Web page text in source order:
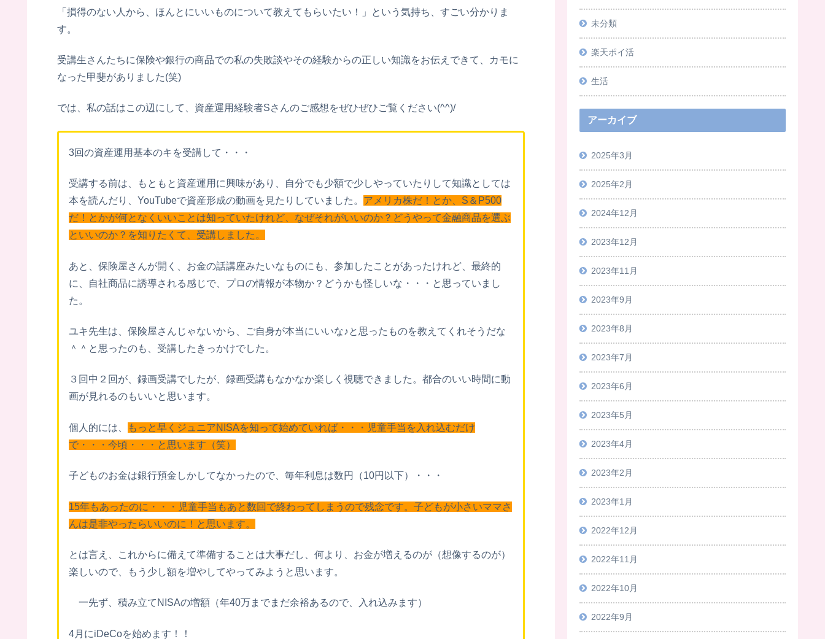
「損得のない人から、ほんとにいいものについて教えてもらいたい！」という気持ち、すごい分かりま
す。
受講生さんたちに保険や銀行の商品での私の失敗談やその経験からの正しい知識をお伝えできて、カモに
なった甲斐がありました(笑)
では、私の話はこの辺にして、資産運用経験者Sさんのご感想をぜひぜひご覧ください(^^)/
3回の資産運用基本のキを受講して・・・
受講する前は、もともと資産運用に興味があり、自分でも少額で少しやっていたりして知識としては
本を読んだり、YouTubeで資産形成の動画を見たりしていました。 アメリカ株だ！とか、S＆P500
だ！とかが何となくいいことは知っていたけれど、なぜそれがいいのか？どうやって金融商品を選ぶ
といいのか？を知りたくて、受講しました。
あと、保険屋さんが開く、お金の話講座みたいなものにも、参加したことがあったけれど、最終的
に、自社商品に誘導される感じで、プロの情報が本物か？どうかも怪しいな・・・と思っていまし
た。
ユキ先生は、保険屋さんじゃないから、ご自身が本当にいいな♪と思ったものを教えてくれそうだな
＾＾と思ったのも、受講したきっかけでした。
３回中２回が、録画受講でしたが、録画受講もなかなか楽しく視聴できました。都合のいい時間に動
画が見れるのもいいと思います。
個人的には、
もっと早くジュニアNISAを知って始めていれば・・・児童手当を入れ込むだけ
で・・・今頃・・・と思います（笑）
子どものお金は銀行預金しかしてなかったので、毎年利息は数円（10円以下）・・・
15年もあったのに・・・児童手当もあと数回で終わってしまうので残念です。子どもが小さいママさ
んは是非やったらいいのに！と思います。
とは言え、これからに備えて準備することは大事だし、何より、お金が増えるのが（想像するのが）
楽しいので、もう少し額を増やしてやってみようと思います。
一先ず、積み立てNISAの増額（年40万までまだ余裕あるので、入れ込みます）
4月にiDeCoを始めます！！
未分類
楽天ポイ活
生活
アーカイブ
2025年3月
2025年2月
2024年12月
2023年12月
2023年11月
2023年9月
2023年8月
2023年7月
2023年6月
2023年5月
2023年4月
2023年2月
2023年1月
2022年12月
2022年11月
2022年10月
2022年9月